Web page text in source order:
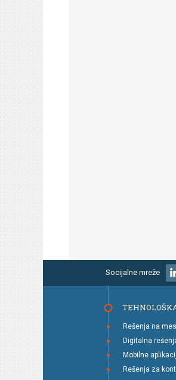
Socijalne mreže
Rešenja na
Digitalna
Mobilne
Rešenja za